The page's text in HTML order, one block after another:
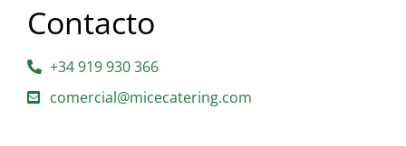
Contacto
+34 919 930 366
comercial@micecatering.com